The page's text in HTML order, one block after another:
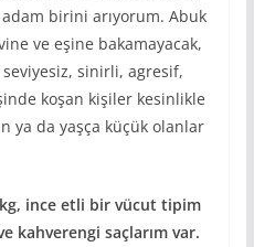
birini arıyorum. Abuk
ve eşine bakamayacak,
sinirli, agresif,
koşan kişiler kesinlikle
ya da yaşça küçük olanlar
ince etli bir vücut tipim
kahverengi saçlarım var.